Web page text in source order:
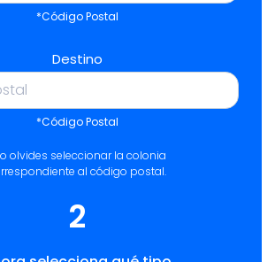
*Código Postal
Destino
*Código Postal
olvides seleccionar la colonia
al código postal.
2